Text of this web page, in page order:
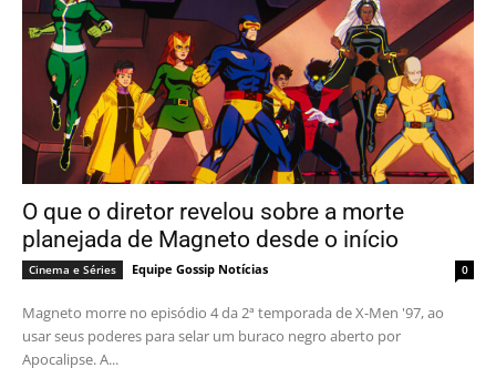
O que o diretor revelou sobre a morte
planejada de Magneto desde o início
Cinema e Séries Equipe Gossip Notícias 0
Magneto morre no episódio 4 da 2ª temporada de X-Men '97, ao
usar seus poderes para selar um buraco negro aberto por
Apocalipse. A...